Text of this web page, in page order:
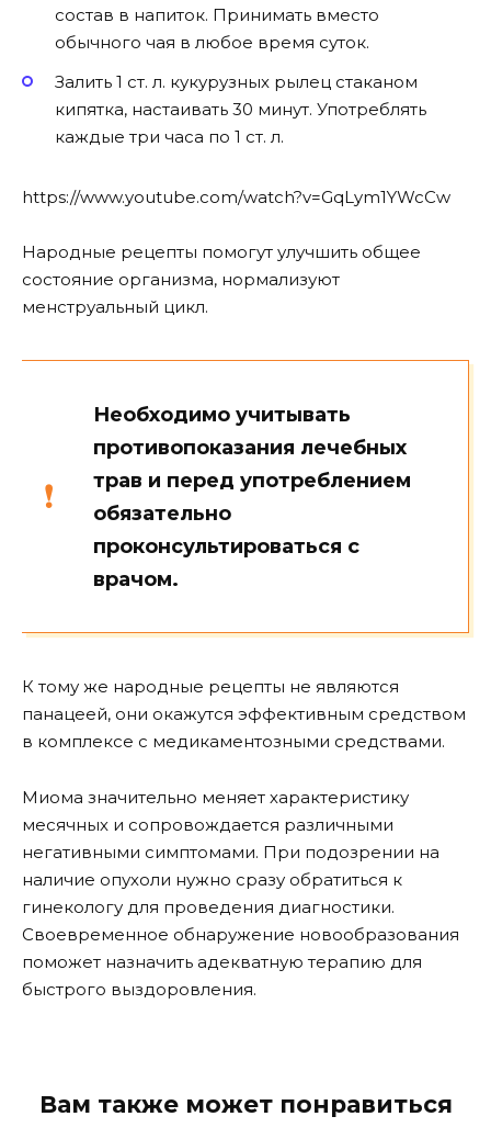
состав в напиток. Принимать вместо
обычного чая в любое время суток.
Залить 1 ст. л. кукурузных рылец стаканом
кипятка, настаивать 30 минут. Употреблять
каждые три часа по 1 ст. л.
https://www.youtube.com/watch?v=GqLym1YWcCw
Народные рецепты помогут улучшить общее
состояние организма, нормализуют
менструальный цикл.
Необходимо учитывать
противопоказания лечебных
трав и перед употреблением
обязательно
проконсультироваться с
врачом.
К тому же народные рецепты не являются
панацеей, они окажутся эффективным средством
в комплексе с медикаментозными средствами.
Миома значительно меняет характеристику
месячных и сопровождается различными
негативными симптомами. При подозрении на
наличие опухоли нужно сразу обратиться к
гинекологу для проведения диагностики.
Своевременное обнаружение новообразования
поможет назначить адекватную терапию для
быстрого выздоровления.
Вам также может понравиться